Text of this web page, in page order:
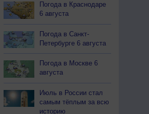
Погода в Краснодаре
6 августа
Погода в Санкт-
Петербурге 6 августа
Погода в Москве 6
августа
Июль в России стал
самым тёплым за всю
историю